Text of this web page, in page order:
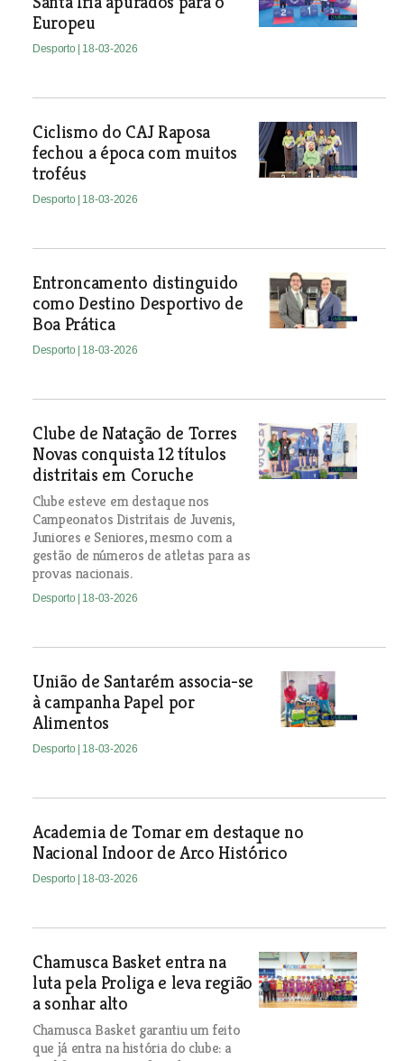
Europeu
Desporto | 18-03-2026
Ciclismo do CAJ Raposa
fechou a época com muitos
troféus
Desporto | 18-03-2026
Entroncamento distinguido
como Destino Desportivo de
Boa Prática
Desporto | 18-03-2026
Clube de Natação de Torres
Novas conquista 12 títulos
distritais em Coruche
Clube esteve em destaque nos
Campeonatos Distritais de Juvenis,
Juniores e Seniores, mesmo com a
gestão de números de atletas para as
provas nacionais.
Desporto | 18-03-2026
União de Santarém associa-se
à campanha Papel por
Alimentos
Desporto | 18-03-2026
Academia de Tomar em destaque no
Nacional Indoor de Arco Histórico
Desporto | 18-03-2026
Chamusca Basket entra na
luta pela Proliga e leva região
a sonhar alto
Chamusca Basket garantiu um feito
que já entra na história do clube: a